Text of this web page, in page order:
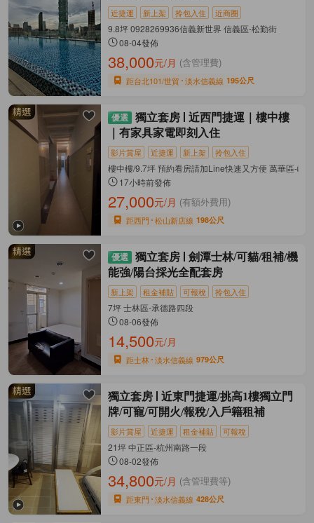
近捷運 新上架 拎包入住 近商圈
9.8坪 0928269936信義新世界 信義區-松勤街
08-04發佈
38,000元/月 (含管理費)
距台北101/世貿 淡水信義線 195公尺
獨立套房
近西門捷運｜樓中樓
｜有家具家電即刻入住
影片賞屋 近捷運 新上架 拎包入住
樓中樓/9.7坪 預約看房請加Line快速又方便 萬華區-峨
17小時前發佈
27,000元/月 (有額外費用)
距西門 松山新店線 198公尺
獨立套房
劍潭士林/可貓/租補/機
能強/陽台採光全配套房
新上架 租金補貼 可報稅 拎包入住
7坪 士林區-承德路四段
08-06發佈
14,500元/月
距士林 淡水信義線 979公尺
獨立套房
近東門捷運/挑高1樓獨立門
牌/可寵/可開火/報稅/入戶籍租補
影片賞屋 近捷運 租金補貼 可報稅
21坪 中正區-杭州南路一段
08-02發佈
34,800元/月 (含管理費等)
距東門 淡水信義線 428公尺